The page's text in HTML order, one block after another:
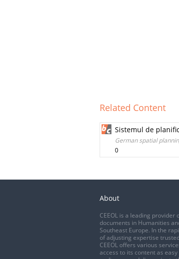
Related Content
Sistemul de
German spatial
0
About
CEEOL is a leading
documents in Humanities
Southeast Europe. In the
of adjusting expertise
CEEOL offers various
access to its content as